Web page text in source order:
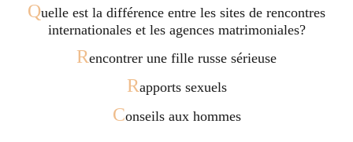
Quelle est la différence entre les sites de rencontres
internationales et les agences matrimoniales?
Rencontrer une fille russe sérieuse
Rapports sexuels
Conseils aux hommes